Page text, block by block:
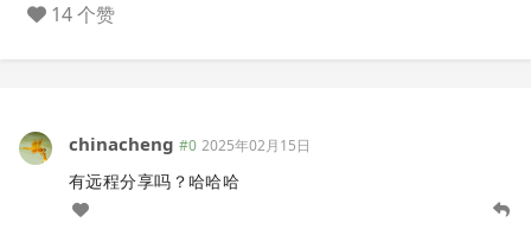
14 个赞
chinacheng #0 2025年02月15日
有远程分享吗？哈哈哈